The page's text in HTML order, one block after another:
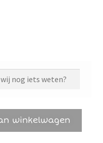
winkelwagen